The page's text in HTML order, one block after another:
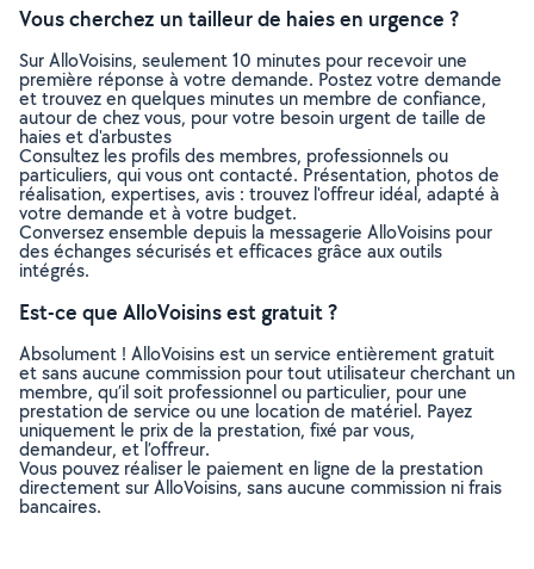
Vous cherchez un tailleur de haies en urgence ?
Sur AlloVoisins, seulement 10 minutes pour recevoir une
première réponse à votre demande. Postez votre demande
et trouvez en quelques minutes un membre de confiance,
autour de chez vous, pour votre besoin urgent de taille de
haies et d'arbustes
Consultez les profils des membres, professionnels ou
particuliers, qui vous ont contacté. Présentation, photos de
réalisation, expertises, avis : trouvez l'offreur idéal, adapté à
votre demande et à votre budget.
Conversez ensemble depuis la messagerie AlloVoisins pour
des échanges sécurisés et efficaces grâce aux outils
intégrés.
Est-ce que AlloVoisins est gratuit ?
Absolument ! AlloVoisins est un service entièrement gratuit
et sans aucune commission pour tout utilisateur cherchant un
membre, qu’il soit professionnel ou particulier, pour une
prestation de service ou une location de matériel. Payez
uniquement le prix de la prestation, fixé par vous,
demandeur, et l’offreur.
Vous pouvez réaliser le paiement en ligne de la prestation
directement sur AlloVoisins, sans aucune commission ni frais
bancaires.